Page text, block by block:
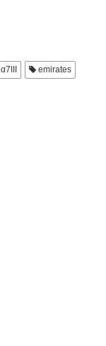
α7III
emirates